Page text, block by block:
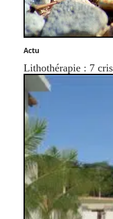
Actu
Lithothérapie : 7